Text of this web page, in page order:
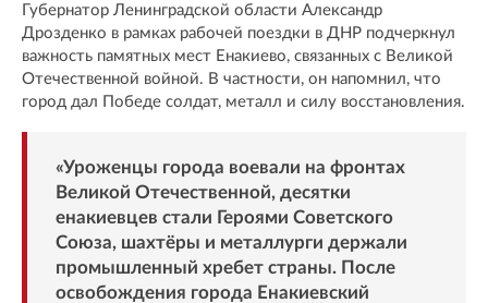
Губернатор Ленинградской области Александр
Дрозденко в рамках рабочей поездки в ДНР подчеркнул
важность памятных мест Енакиево, связанных с Великой
Отечественной войной. В частности, он напомнил, что
город дал Победе солдат, металл и силу восстановления.
«Уроженцы города воевали на фронтах
Великой Отечественной, десятки
енакиевцев стали Героями Советского
Союза, шахтёры и металлурги держали
промышленный хребет страны. После
освобождения города Енакиевский